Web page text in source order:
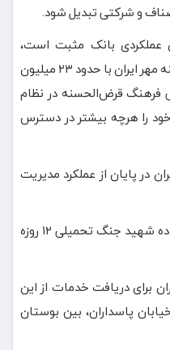
و شرکتی‌ تبدیل شود.
بانک مثبت است،
خاطرنشان ساخت: بانک قرض‌الحسنه مهر ایران با حدود ۲۳ میلیون
فرهنگ قرض‌الحسنه در نظام
را هرچه بیشتر در دسترس
در پایان از عملکرد مدیریت
گفتنی است، در این مراسم از خانواده شهید جنگ تحمیلی ۱۲ روزه
برای دریافت خدمات از این
پاسداران، بین بوستان